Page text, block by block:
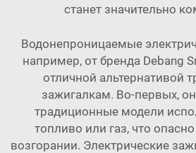
станет значительно
Водонепроницаемые
например, от бренда Debang
отличной альтернативой
зажигалкам. Во-первых,
традиционные модели
топливо или газ, что
возгорании. Электрические